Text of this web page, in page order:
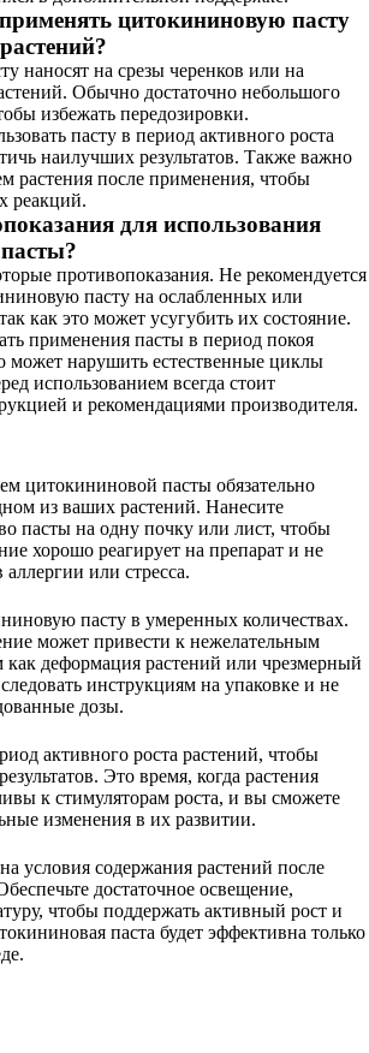
цитокининовую пасту
наносят на срезы черенков или на
Обычно достаточно небольшого
избежать передозировки.
пасту в период активного роста
наилучших результатов. Также важно
растения после применения, чтобы
реакций.
для использования
противопоказания. Не рекомендуется
пасту на ослабленных или
как это может усугубить их состояние.
применения пасты в период покоя
может нарушить естественные циклы
использованием всегда стоит
и рекомендациями производителя.
цитокининовой пасты обязательно
из ваших растений. Нанесите
пасты на одну почку или лист, чтобы
хорошо реагирует на препарат и не
или стресса.
пасту в умеренных количествах.
может привести к нежелательным
как деформация растений или чрезмерный
инструкциям на упаковке и не
дозы.
активного роста растений, чтобы
Это время, когда растения
к стимуляторам роста, и вы сможете
изменения в их развитии.
условия содержания растений после
достаточное освещение,
чтобы поддержать активный рост и
паста будет эффективна только